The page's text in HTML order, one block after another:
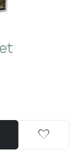
favorite